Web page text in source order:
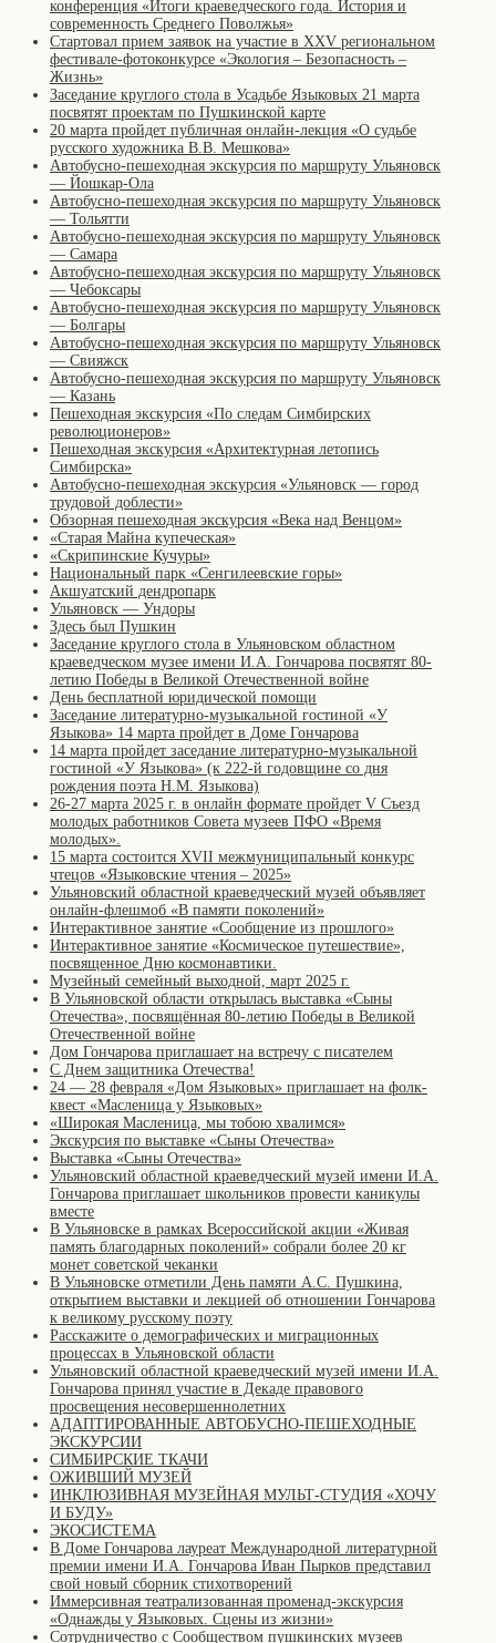
конференция «Итоги краеведческого года. История и
современность Среднего Поволжья»
Стартовал прием заявок на участие в XXV региональном
фестивале-фотоконкурсе «Экология – Безопасность –
Жизнь»
Заседание круглого стола в Усадьбе Языковых 21 марта
посвятят проектам по Пушкинской карте
20 марта пройдет публичная онлайн-лекция «О судьбе
русского художника В.В. Мешкова»
Автобусно-пешеходная экскурсия по маршруту Ульяновск
— Йошкар-Ола
Автобусно-пешеходная экскурсия по маршруту Ульяновск
— Тольятти
Автобусно-пешеходная экскурсия по маршруту Ульяновск
— Самара
Автобусно-пешеходная экскурсия по маршруту Ульяновск
— Чебоксары
Автобусно-пешеходная экскурсия по маршруту Ульяновск
— Болгары
Автобусно-пешеходная экскурсия по маршруту Ульяновск
— Свияжск
Автобусно-пешеходная экскурсия по маршруту Ульяновск
— Казань
Пешеходная экскурсия «По следам Симбирских
революционеров»
Пешеходная экскурсия «Архитектурная летопись
Симбирска»
Автобусно-пешеходная экскурсия «Ульяновск — город
трудовой доблести»
Обзорная пешеходная экскурсия «Века над Венцом»
«Старая Майна купеческая»
«Скрипинские Кучуры»
Национальный парк «Сенгилеевские горы»
Акшуатский дендропарк
Ульяновск — Ундоры
Здесь был Пушкин
Заседание круглого стола в Ульяновском областном
краеведческом музее имени И.А. Гончарова посвятят 80-
летию Победы в Великой Отечественной войне
День бесплатной юридической помощи
Заседание литературно-музыкальной гостиной «У
Языкова» 14 марта пройдет в Доме Гончарова
14 марта пройдет заседание литературно-музыкальной
гостиной «У Языкова» (к 222-й годовщине со дня
рождения поэта Н.М. Языкова)
26-27 марта 2025 г. в онлайн формате пройдет V Съезд
молодых работников Совета музеев ПФО «Время
молодых».
15 марта состоится XVII межмуниципальный конкурс
чтецов «Языковские чтения – 2025»
Ульяновский областной краеведческий музей объявляет
онлайн-флешмоб «В памяти поколений»
Интерактивное занятие «Сообщение из прошлого»
Интерактивное занятие «Космическое путешествие»,
посвященное Дню космонавтики.
Музейный семейный выходной, март 2025 г.
В Ульяновской области открылась выставка «Сыны
Отечества», посвящённая 80-летию Победы в Великой
Отечественной войне
Дом Гончарова приглашает на встречу с писателем
С Днем защитника Отечества!
24 — 28 февраля «Дом Языковых» приглашает на фолк-
квест «Масленица у Языковых»
«Широкая Масленица, мы тобою хвалимся»
Экскурсия по выставке «Сыны Отечества»
Выставка «Сыны Отечества»
Ульяновский областной краеведческий музей имени И.А.
Гончарова приглашает школьников провести каникулы
вместе
В Ульяновске в рамках Всероссийской акции «Живая
память благодарных поколений» собрали более 20 кг
монет советской чеканки
В Ульяновске отметили День памяти А.С. Пушкина,
открытием выставки и лекцией об отношении Гончарова
к великому русскому поэту
Расскажите о демографических и миграционных
процессах в Ульяновской области
Ульяновский областной краеведческий музей имени И.А.
Гончарова принял участие в Декаде правового
просвещения несовершеннолетних
АДАПТИРОВАННЫЕ АВТОБУСНО-ПЕШЕХОДНЫЕ
ЭКСКУРСИИ
СИМБИРСКИЕ ТКАЧИ
ОЖИВШИЙ МУЗЕЙ
ИНКЛЮЗИВНАЯ МУЗЕЙНАЯ МУЛЬТ-СТУДИЯ «ХОЧУ
И БУДУ»
ЭКОСИСТЕМА
В Доме Гончарова лауреат Международной литературной
премии имени И.А. Гончарова Иван Пырков представил
свой новый сборник стихотворений
Иммерсивная театрализованная променад-экскурсия
«Однажды у Языковых. Сцены из жизни»
Сотрудничество с Сообществом пушкинских музеев